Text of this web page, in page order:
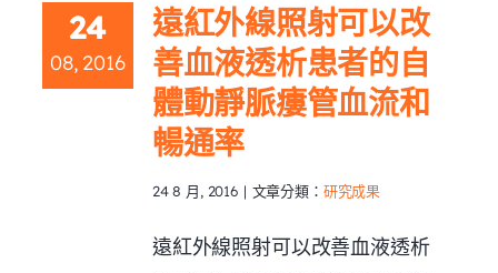
衛教新知
24
08, 2016
遠紅外線照射可以改
善血液透析患者的自
體動靜脈瘻管血流和
暢通率
24 8 月, 2016 | 文章分類： 研究成果
遠紅外線照射可以改善血液透析